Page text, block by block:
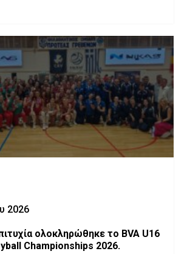
2026
ολοκληρώθηκε το BVA U16
Championships 2026.